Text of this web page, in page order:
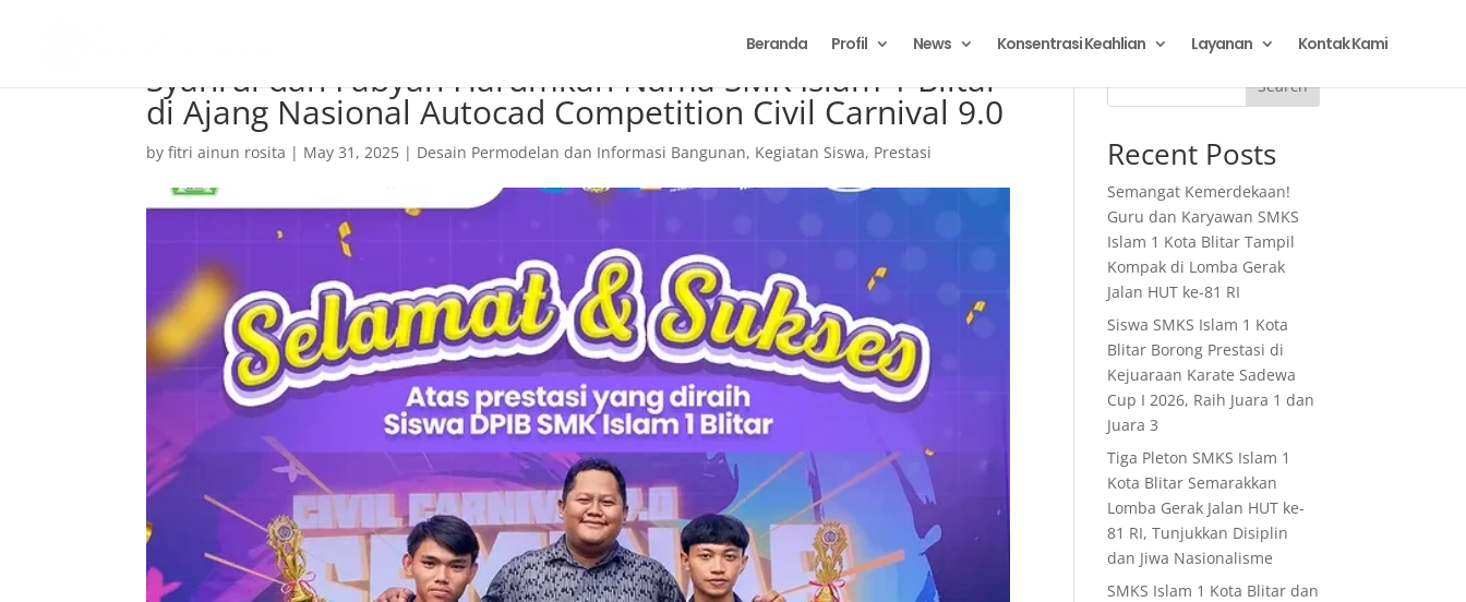
Beranda Profil News Konsentrasi Keahlian Layanan Kontak Kami
Syahrul dan Fabyan Harumkan Nama SMK Islam 1 Blitar
di Ajang Nasional Autocad Competition Civil Carnival 9.0
byfitri ainun rosita | May 31, 2025 | Desain Permodelan dan Informasi Bangunan, Kegiatan Siswa, Prestasi
Search
Recent Posts
Semangat Kemerdekaan!
Guru dan Karyawan SMKS
Islam 1 Kota Blitar Tampil
Kompak di Lomba Gerak
Jalan HUT ke-81 RI
Siswa SMKS Islam 1 Kota
Blitar Borong Prestasi di
Kejuaraan Karate Sadewa
Cup I 2026, Raih Juara 1 dan
Juara 3
Tiga Pleton SMKS Islam 1
Kota Blitar Semarakkan
Lomba Gerak Jalan HUT ke-
81 RI, Tunjukkan Disiplin
dan Jiwa Nasionalisme
SMKS Islam 1 Kota Blitar dan